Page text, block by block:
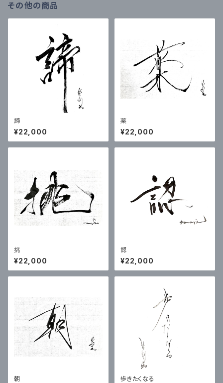
その他の商品
諦
¥22,000
薬
¥22,000
挑
¥22,000
認
¥22,000
朝 歩きたくなる